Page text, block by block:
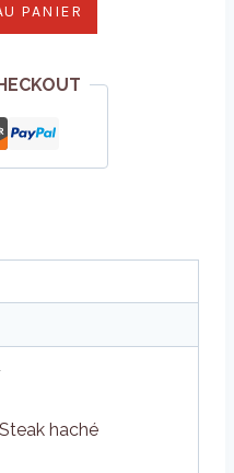
PANIER
haché